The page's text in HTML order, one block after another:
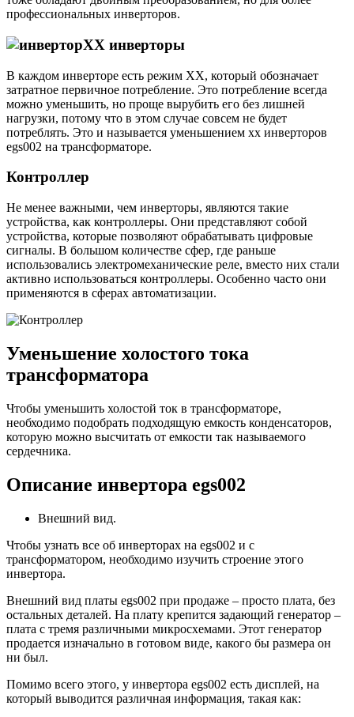
профессиональных инверторов.
XX инверторы
В каждом инверторе есть режим ХХ, который обозначает
затратное первичное потребление. Это потребление всегда
можно уменьшить, но проще вырубить его без лишней
нагрузки, потому что в этом случае совсем не будет
потреблять. Это и называется уменьшением хх инверторов
egs002 на трансформаторе.
Контроллер
Не менее важными, чем инверторы, являются такие
устройства, как контроллеры. Они представляют собой
устройства, которые позволяют обрабатывать цифровые
сигналы. В большом количестве сфер, где раньше
использовались электромеханические реле, вместо них стали
активно использоваться контроллеры. Особенно часто они
применяются в сферах автоматизации.
Уменьшение холостого тока
трансформатора
Чтобы уменьшить холостой ток в трансформаторе,
необходимо подобрать подходящую емкость конденсаторов,
которую можно высчитать от емкости так называемого
сердечника.
Описание инвертора egs002
Внешний вид.
Чтобы узнать все об инверторах на egs002 и с
трансформатором, необходимо изучить строение этого
инвертора.
Внешний вид платы egs002 при продаже – просто плата, без
остальных деталей. На плату крепится задающий генератор –
плата с тремя различными микросхемами. Этот генератор
продается изначально в готовом виде, какого бы размера он
ни был.
Помимо всего этого, у инвертора egs002 есть дисплей, на
который выводится различная информация, такая как: